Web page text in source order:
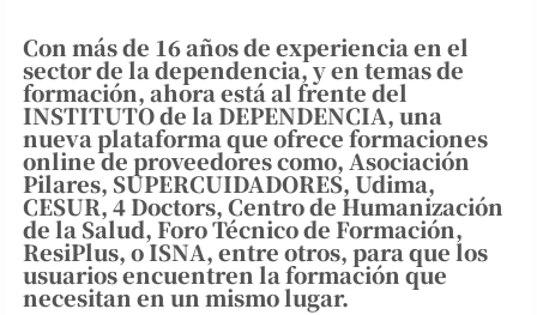
Con más de 16 años de experiencia en el
sector de la dependencia, y en temas de
formación, ahora está al frente del
INSTITUTO de la DEPENDENCIA, una
nueva plataforma que ofrece formaciones
online de proveedores como, Asociación
Pilares, SUPERCUIDADORES, Udima,
CESUR, 4 Doctors, Centro de Humanización
de la Salud, Foro Técnico de Formación,
ResiPlus, o ISNA, entre otros, para que los
usuarios encuentren la formación que
necesitan en un mismo lugar.